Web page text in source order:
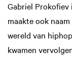
Gabriel Prokofiev
maakte ook
wereld van
kwamen